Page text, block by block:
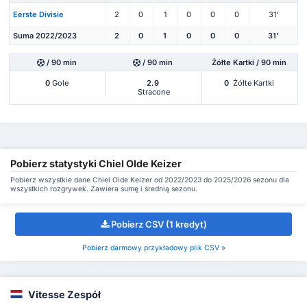
Eerste Divisie 2 0 1 0 0 0 31'
Suma 2022/2023 2 0 1 0 0 0 31'
/ 90 min / 90 min Żółte Kartki / 90 min
0 Gole
2.9
Stracone
0 Żółte Kartki
Pobierz statystyki Chiel Olde Keizer
Pobierz wszystkie dane Chiel Olde Keizer od 2022/2023 do 2025/2026 sezonu dla
wszystkich rozgrywek. Zawiera sumę i średnią sezonu.
Pobierz CSV (1 kredyt)
Pobierz darmowy przykładowy plik CSV »
Vitesse Zespół